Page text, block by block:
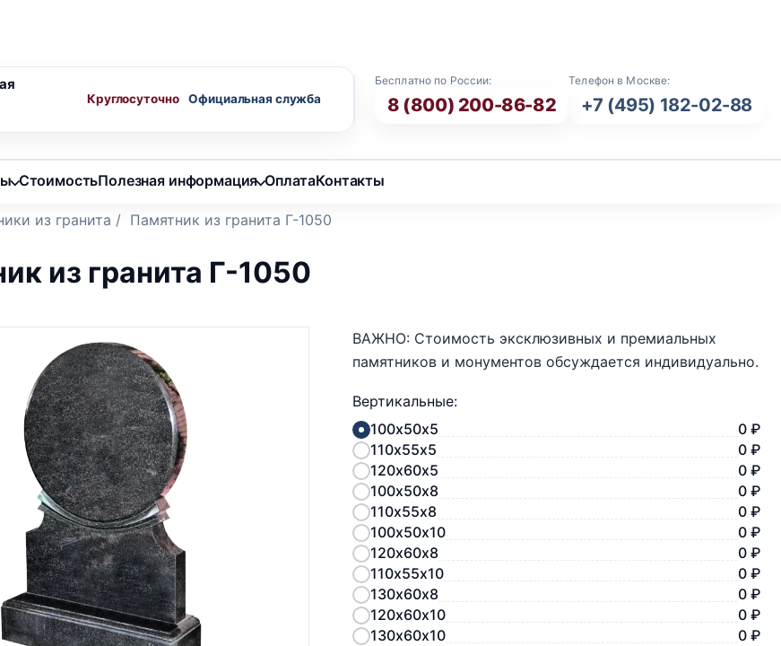
Бесплатно по России:
8 (800) 200-86-82
Телефон в Москве:
+7 (495) 182-02-88
Круглосуточно
СтоимостьПолезная информация ОплатаКонтакты
из гранита / Памятник из гранита Г-1050
из гранита Г-1050
ВАЖНО: Стоимость эксклюзивных и премиальных
памятников и монументов обсуждается индивидуально.
Вертикальные:
100х50х5
0 ₽
110х55х5
0 ₽
120х60х5
0 ₽
100х50х8
0 ₽
110х55х8
0 ₽
100х50х10
0 ₽
120х60х8
0 ₽
110х55х10
0 ₽
130х60х8
0 ₽
120х60х10
0 ₽
130х60х10
0 ₽